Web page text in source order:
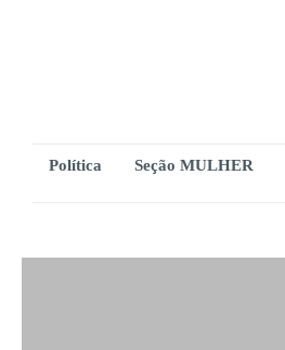
Política Seção MULHER